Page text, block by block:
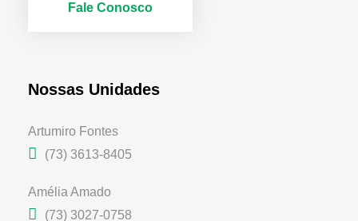
Fale Conosco
Nossas Unidades
Artumiro Fontes
(73) 3613-8405
Amélia Amado
(73) 3027-0758